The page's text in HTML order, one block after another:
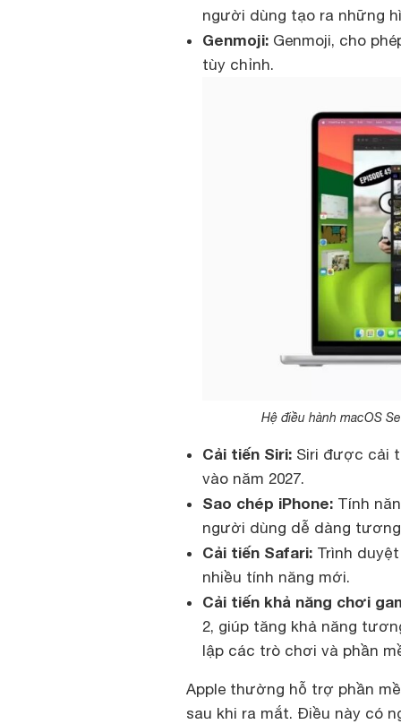
người dùng tạo ra những
Genmoji: Genmoji, cho
tùy chỉnh.
Hệ điều hành macOS
Cải tiến Siri: Siri được cải
vào năm 2027.
Sao chép iPhone: Tính
người dùng dễ dàng
Cải tiến Safari: Trình
nhiều tính năng mới.
Cải tiến khả năng chơi
2, giúp tăng khả năng
lập các trò chơi và phần
Apple thường hỗ trợ phần
sau khi ra mắt. Điều này có